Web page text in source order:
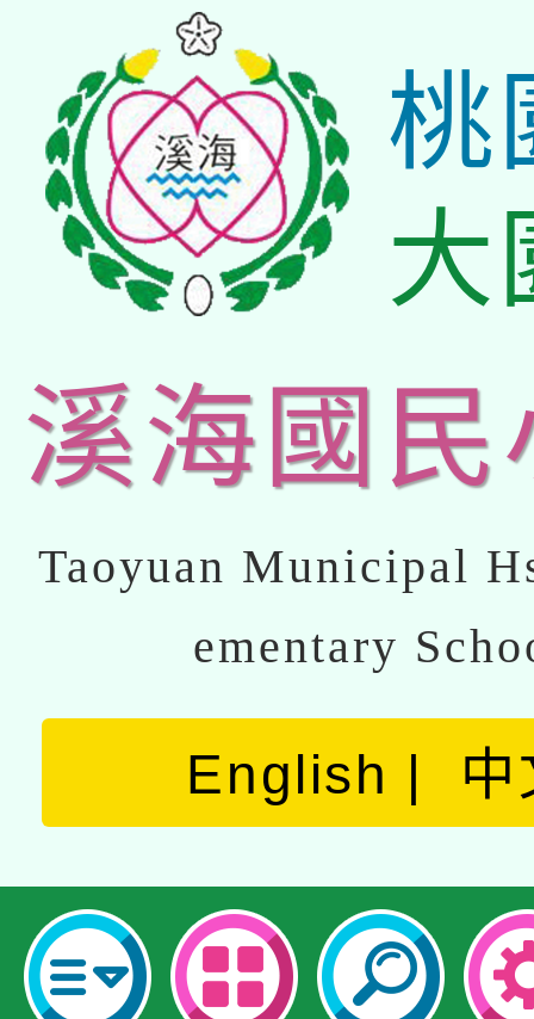
桃
大
溪海國民
Taoyuan Municipal
ementary
English 中